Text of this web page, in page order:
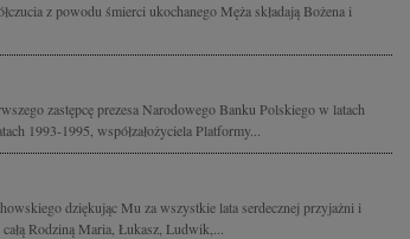
z powodu śmierci ukochanego Męża składają Bożena i
zastępcę prezesa Narodowego Banku Polskiego w latach
1993-1995, współzałożyciela Platformy...
dziękując Mu za wszystkie lata serdecznej przyjażni i
Rodziną Maria, Łukasz, Ludwik,...